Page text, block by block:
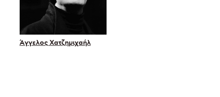
Άγγελος Χατζημιχαήλ